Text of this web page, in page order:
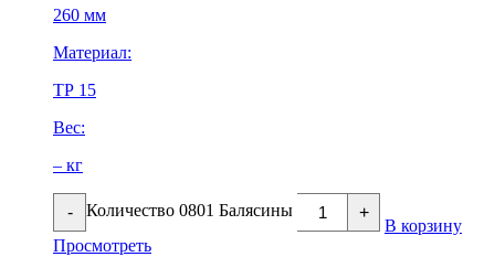
260 мм
Материал:
ТР 15
Вес:
– кг
- Количество 0801 Балясины +
В корзину
Просмотреть